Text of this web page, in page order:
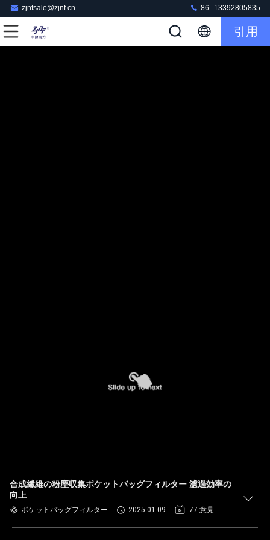
zjnfsale@zjnf.cn 86--13392805835
引用
合成繊維の粉塵収集ポケットバッグフィルター 濾過効率の
向上
ポケットバッグフィルター 2025-01-09 77 意見